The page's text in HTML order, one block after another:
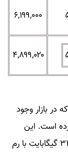
۶,۱۹۹,۰۰۰
۴,۸۹۹,۰۲۰
بازار وجود
خورده است. این
موبایل سامسونگ مدلGalaxy A۰۴e بوده و ۳۲ گیگابایت با رم